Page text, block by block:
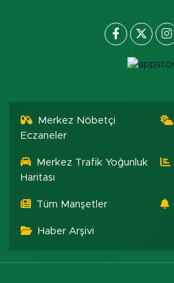
Merkez Nöbetçi
Eczaneler
Merkez Trafik Yoğunluk
Haritası
Tüm Manşetler
Haber Arşivi